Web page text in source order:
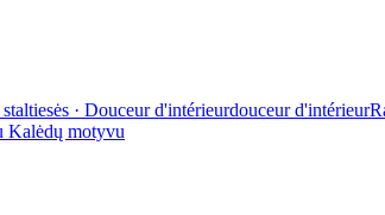
· Douceur d'intérieurdouceur d'intérieur
Kalėdų motyvu